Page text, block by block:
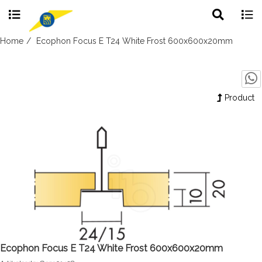
Skip
search
Home Ecophon Focus E T24 White Frost 600x600x20mm
Product
Ecophon Focus E T24 White Frost 600x600x20mm